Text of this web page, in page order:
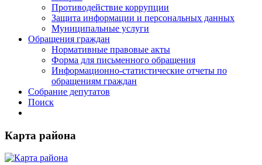
Противодействие коррупции
Защита информации и персональных данных
Муниципальные услуги
Обращения граждан
Нормативные правовые акты
Форма для письменного обращения
Информационно-статистические отчеты по
обращениям граждан
Собрание депутатов
Поиск
Карта района